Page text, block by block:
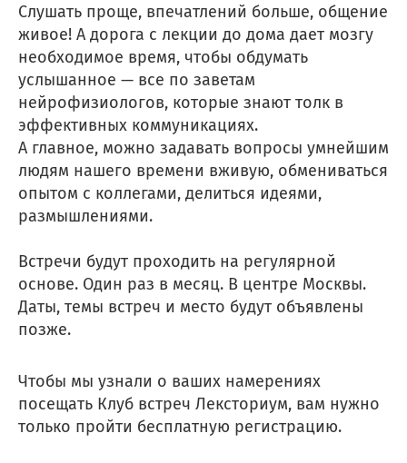
Слушать проще, впечатлений больше, общение
живое! А дорога с лекции до дома дает мозгу
необходимое время, чтобы обдумать
услышанное — все по заветам
нейрофизиологов, которые знают толк в
эффективных коммуникациях.
А главное, можно задавать вопросы умнейшим
людям нашего времени вживую, обмениваться
опытом с коллегами, делиться идеями,
размышлениями.
Встречи будут проходить на регулярной
основе. Один раз в месяц. В центре Москвы.
Даты, темы встреч и место будут объявлены
позже.
Чтобы мы узнали о ваших намерениях
посещать Клуб встреч Лексториум, вам нужно
только пройти бесплатную регистрацию.